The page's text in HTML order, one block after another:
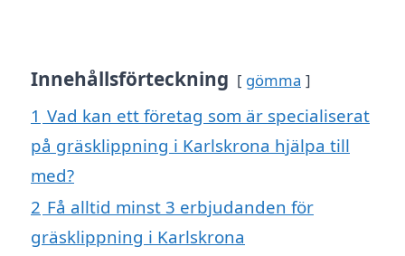
Innehållsförteckning gömma
1 Vad kan ett företag som är specialiserat
på gräsklippning i Karlskrona hjälpa till
med?
2 Få alltid minst 3 erbjudanden för
gräsklippning i Karlskrona